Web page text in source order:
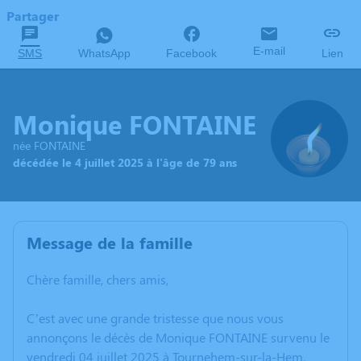
Partager
SMS WhatsApp Facebook E-mail Lien
Monique FONTAINE
née FONTAINE
décédée le 4 juillet 2025 à l'âge de 79 ans
Message de la famille
Chère famille, chers amis,
C’est avec une grande tristesse que nous vous
annonçons le décès de Monique FONTAINE survenu le
vendredi 04 juillet 2025 à Tournehem-sur-la-Hem.